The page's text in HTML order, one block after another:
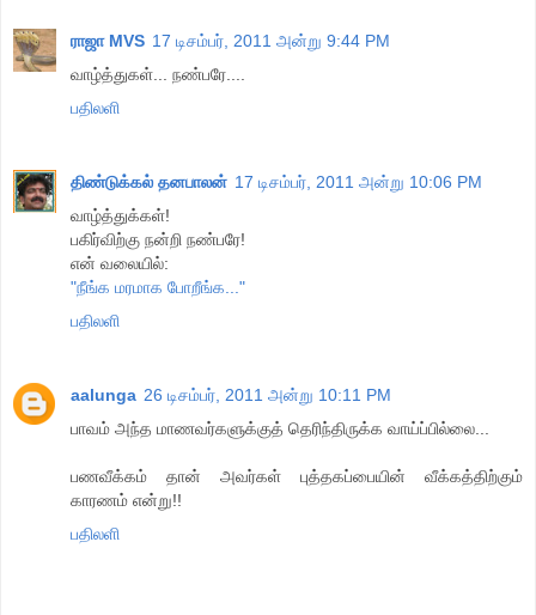
ராஜா MVS 17 டிசம்பர், 2011 அன்று 9:44 PM
வாழ்த்துகள்... நண்பரே....
பதிலளி
திண்டுக்கல் தனபாலன் 17 டிசம்பர், 2011 அன்று 10:06 PM
வாழ்த்துக்கள்!
பகிர்விற்கு நன்றி நண்பரே!
என் வலையில்:
"நீங்க மரமாக போறீங்க..."
பதிலளி
aalunga 26 டிசம்பர், 2011 அன்று 10:11 PM
பாவம் அந்த மாணவர்களுக்குத் தெரிந்திருக்க வாய்ப்பில்லை...
பணவீக்கம் தான் அவர்கள் புத்தகப்பையின் வீக்கத்திற்கும்
காரணம் என்று!!
பதிலளி